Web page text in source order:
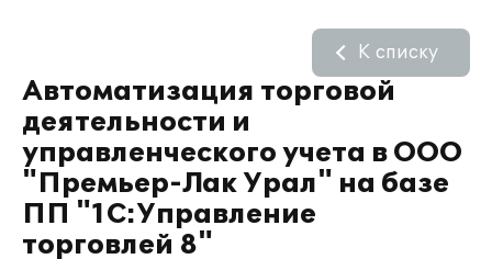
Автоматизация торговой
деятельности и
управленческого учета в ООО
"Премьер-Лак Урал" на базе
ПП "1С:Управление
торговлей 8"
К списку